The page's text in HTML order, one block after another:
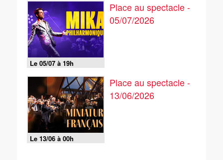
Le 05/07 à 19h
Place au spectacle -
05/07/2026
Le 13/06 à 00h
Place au spectacle -
13/06/2026